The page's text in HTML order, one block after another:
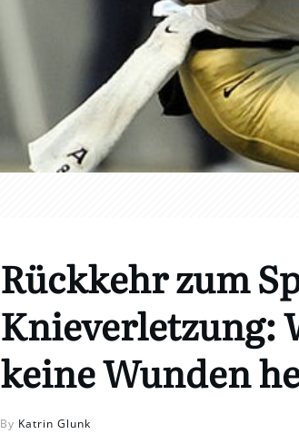
Rückkehr zum
Knieverletzung:
keine Wunden
By Katrin Glunk